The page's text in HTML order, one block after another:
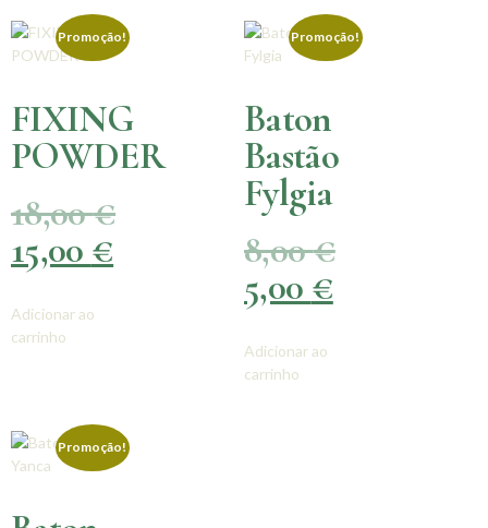
Promoção!
FIXING
POWDER
18,00€
15,00 €
Adicionar ao
carrinho
Promoção!
Baton
Bastão
Fylgia
8,00€
5,00 €
Adicionar ao
carrinho
Promoção!